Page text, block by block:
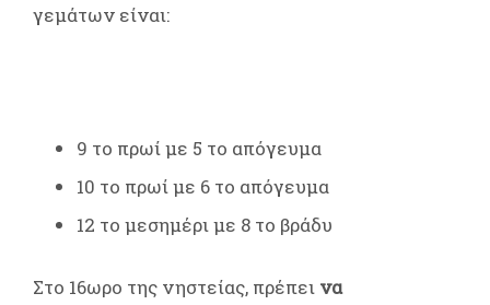
γεμάτων είναι:
9 το πρωί με 5 το απόγευμα
10 το πρωί με 6 το απόγευμα
12 το μεσημέρι με 8 το βράδυ
Στο 16ωρο της νηστείας, πρέπει να